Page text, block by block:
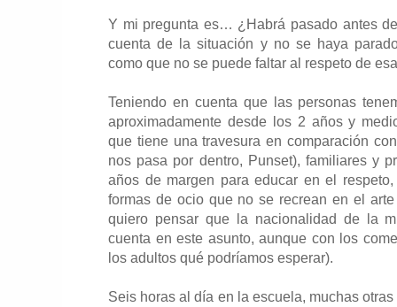
Y mi pregunta es… ¿Habrá pasado antes
cuenta de la situación y no se haya
como que no se puede faltar al respeto de
Teniendo en cuenta que las personas
aproximadamente desde los 2 años y
que tiene una travesura en comparación
nos pasa por dentro, Punset), familiares y
años de margen para educar en el
formas de ocio que no se recrean en el
quiero pensar que la nacionalidad de la
cuenta en este asunto, aunque con los
los adultos qué podríamos esperar).
Seis horas al día en la escuela, muchas